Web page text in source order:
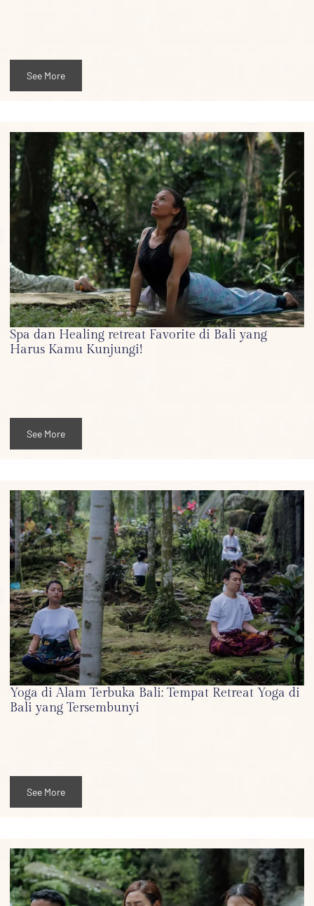
See More
Spa dan Healing retreat Favorite di Bali yang
Harus Kamu Kunjungi!
See More
Yoga di Alam Terbuka Bali: Tempat Retreat Yoga di
Bali yang Tersembunyi
See More